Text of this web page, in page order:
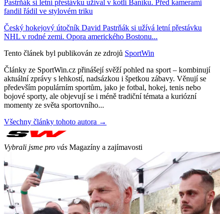
Pastrňák si letní přestávku užíval v kotli Baníku. Před kamerami
fandil řádil ve stylovém triku
Český hokejový útočník David Pastrňák si užívá letní přestávku
NHL v rodné zemi. Opora amerického Bostonu...
Tento článek byl publikován ze zdrojů SportWin
Články ze SportWin.cz přinášejí svěží pohled na sport – kombinují
aktuální zprávy s lehkostí, nadsázkou i špetkou zábavy. Věnují se
především populárním sportům, jako je fotbal, hokej, tenis nebo
bojové sporty, ale objevují se i méně tradiční témata a kuriózní
momenty ze světa sportovního...
Všechny články tohoto autora →
Vybrali jsme pro vás Magazíny a zajímavosti